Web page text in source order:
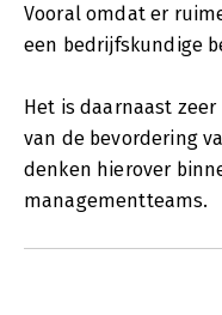
Vooral omdat er
een bedrijfskundige
Het is daarnaast
van de bevordering
denken hierover
managementteams.